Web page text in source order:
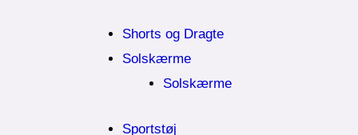
Shorts og Dragte
Solskærme
Solskærme
Sportstøj